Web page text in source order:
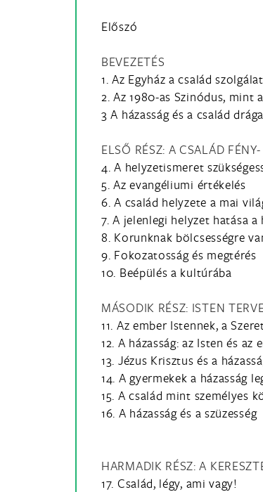
Előszó
BEVEZETÉS
1. Az Egyház a család
2. Az 1980-as Szinódus,
3 A házasság és a család
ELSŐ RÉSZ: A CSALÁD
4. A helyzetismeret
5. Az evangéliumi értékelés
6. A család helyzete a mai
7. A jelenlegi helyzet hatása
8. Korunknak bölcsességre
9. Fokozatosság és megtérés
10. Beépülés a kultúrába
MÁSODIK RÉSZ: ISTEN
11. Az ember Istennek, a
12. A házasság: az Isten és
13. Jézus Krisztus és a
14. A gyermekek a házasság
15. A család mint személyes
16. A házasság és a szüzesség
HARMADIK RÉSZ: A
17. Család, légy, ami vagy!